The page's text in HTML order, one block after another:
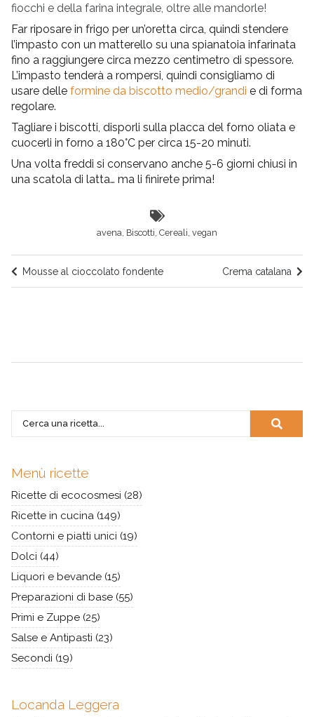
fiocchi e della farina integrale, oltre alle mandorle!
Far riposare in frigo per un’oretta circa, quindi stendere
l’impasto con un matterello su una spianatoia infarinata
fino a raggiungere circa mezzo centimetro di spessore.
L’impasto tenderà a rompersi, quindi consigliamo di
usare delle formine da biscotto medio/grandi e di forma
regolare.
Tagliare i biscotti, disporli sulla placca del forno oliata e
cuocerli in forno a 180°C per circa 15-20 minuti.
Una volta freddi si conservano anche 5-6 giorni chiusi in
una scatola di latta… ma li finirete prima!
avena, Biscotti, Cereali, vegan
Mousse al cioccolato fondente Crema catalana
Menù ricette
Ricette di ecocosmesi (28)
Ricette in cucina (149)
Contorni e piatti unici (19)
Dolci (44)
Liquori e bevande (15)
Preparazioni di base (55)
Primi e Zuppe (25)
Salse e Antipasti (23)
Secondi (19)
Locanda Leggera